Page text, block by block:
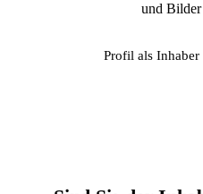
und Bilder
Profil als